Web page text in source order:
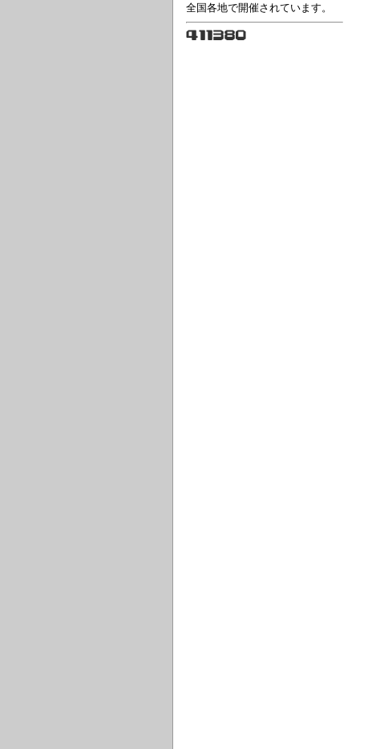
全国各地で開催されています。